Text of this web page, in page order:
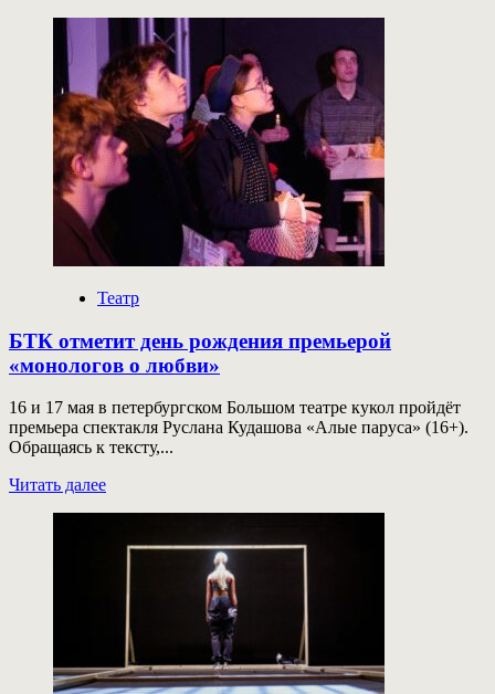
Виктория
Печерникова
в
Красноярске
дебютирует
как
режиссёр
театра
кукол
Театр
БТК отметит день рождения премьерой
«монологов о любви»
16 и 17 мая в петербургском Большом театре кукол пройдёт
премьера спектакля Руслана Кудашова «Алые паруса» (16+).
Обращаясь к тексту,...
Читать далееПрочитать
БТК
отметит
рождения
премьерой
«монологов
о
любви»